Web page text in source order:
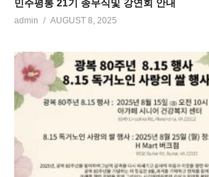
민주평통 21기 종무식및 강연회 안내
admin AUGUST 8, 2025